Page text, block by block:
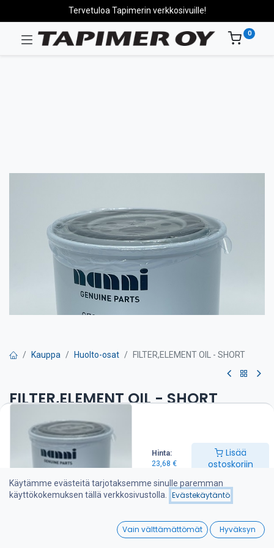
Hinta:
23,68 €
Lisää
ostoskoriin
Wishlist
Tervetuloa Tapimerin verkkosivuille!
0
Kauppa Huolto-osat FILTER,ELEMENT OIL - SHORT
FILTER,ELEMENT OIL - SHORT
Öljynsuodatin on suositeltava vaihtaa kerran vuodessa
€
Lisää ostoskoriin
Käytämme evästeitä tarjotaksemme sinulle paremman
käyttökokemuksen tällä verkkosivustolla.
Evästekäytäntö
Vain välttämättömät Hyväksyn